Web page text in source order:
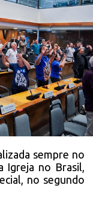
sempre no
Igreja no Brasil,
no segundo